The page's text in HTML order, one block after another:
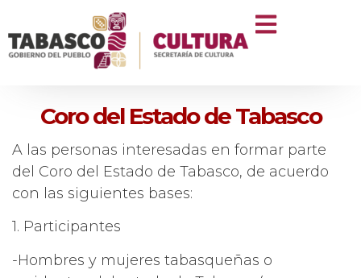
Coro del Estado de Tabasco
A las personas interesadas en formar parte
del Coro del Estado de Tabasco, de acuerdo
con las siguientes bases:
1. Participantes
-Hombres y mujeres tabasqueñas o